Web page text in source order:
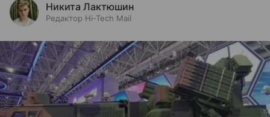
Никита Лактюшин
Редактор Hi-Tech Mail